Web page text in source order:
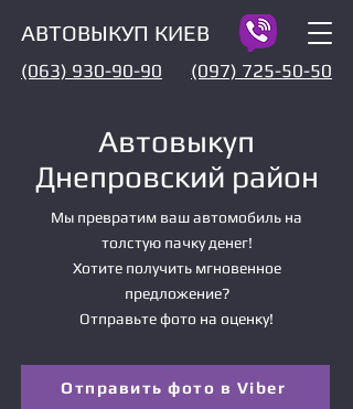
АВТОВЫКУП КИЕВ
(097) 725-50-50
(063) 930-90-90
Автовыкуп
Днепровский район
Мы превратим ваш автомобиль на
толстую пачку денег!
Хотите получить мгновенное
предложение?
Отправьте фото на оценку!
Отправить фото в Viber